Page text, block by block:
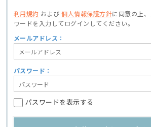
利用規約 および個人情報保護方針に同意の上、
ワードを入力してログインしてください。
メールアドレス：
パスワード：
パスワードを表示する